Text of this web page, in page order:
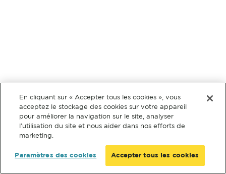
En cliquant sur « Accepter tous les cookies », vous
acceptez le stockage des cookies sur votre appareil
pour améliorer la navigation sur le site, analyser
l’utilisation du site et nous aider dans nos efforts de
marketing.
Paramètres des cookies Accepter tous les cookies